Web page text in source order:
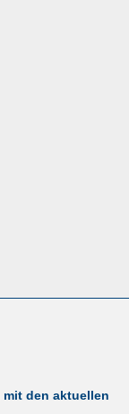
mit den aktuellen